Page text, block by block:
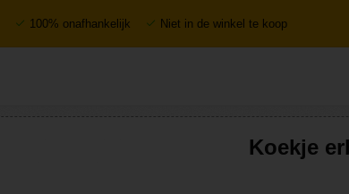
100% onafhankelijk Niet in de winkel te koop
Koekje